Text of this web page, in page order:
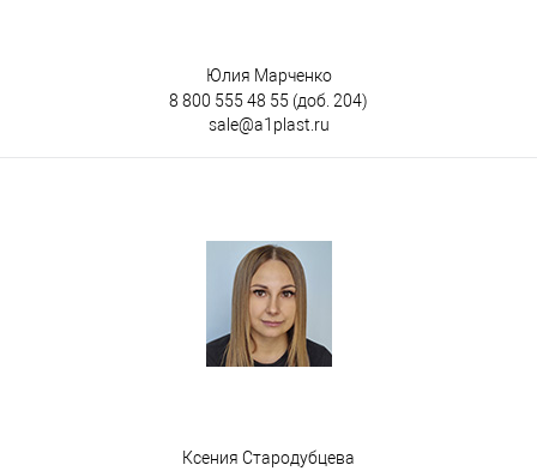
Юлия Марченко
8 800 555 48 55 (доб. 204)
sale@a1plast.ru
Ксения Стародубцева